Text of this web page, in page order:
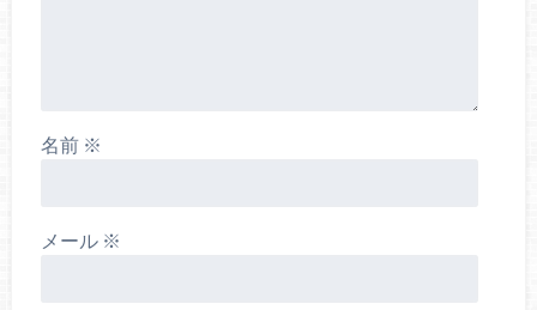
名前 ※
メール ※